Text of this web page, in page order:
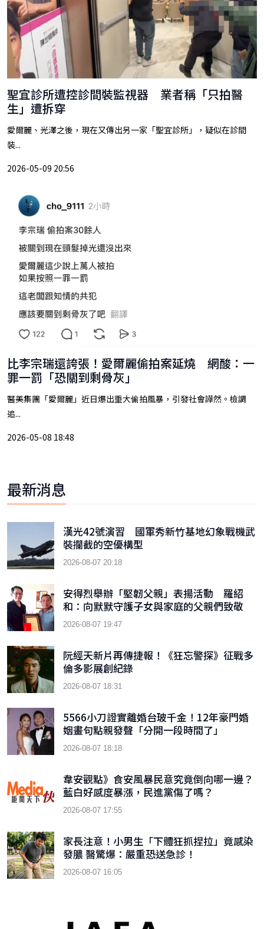
聖宜診所遭控診間裝監視器 業者稱「只拍醫
生」遭拆穿
愛爾麗、光澤之後，現在又傳出另一家「聖宜診所」，疑似在診間
裝...
2026-05-09 20:56
比李宗瑞還誇張！愛爾麗偷拍案延燒 網酸：一
罪一罰「恐關到剩骨灰」
醫美集團「愛爾麗」近日爆出重大偷拍風暴，引發社會譁然。檢調
追...
2026-05-08 18:48
最新消息
漢光42號演習 國軍秀新竹基地幻象戰機武
裝攔截的空優構型
2026-08-07 20:18
安得烈舉辦「堅韌父親」表揚活動 羅紹
和：向默默守護子女與家庭的父親們致敬
2026-08-07 19:47
阮經天新片再傳捷報！《狂忘警探》征戰多
倫多影展創紀錄
2026-08-07 18:31
5566小刀證實離婚台玻千金！12年豪門婚
姻畫句點親發聲「分開一段時間了」
2026-08-07 18:18
韋安觀點》食安風暴民意究竟倒向哪一邊？
藍白好感度暴漲，民進黨傷了嗎？
2026-08-07 17:55
家長注意！小男生「下體狂抓捏拉」竟感染
發膿 醫驚爆：嚴重恐送急診！
2026-08-07 16:05